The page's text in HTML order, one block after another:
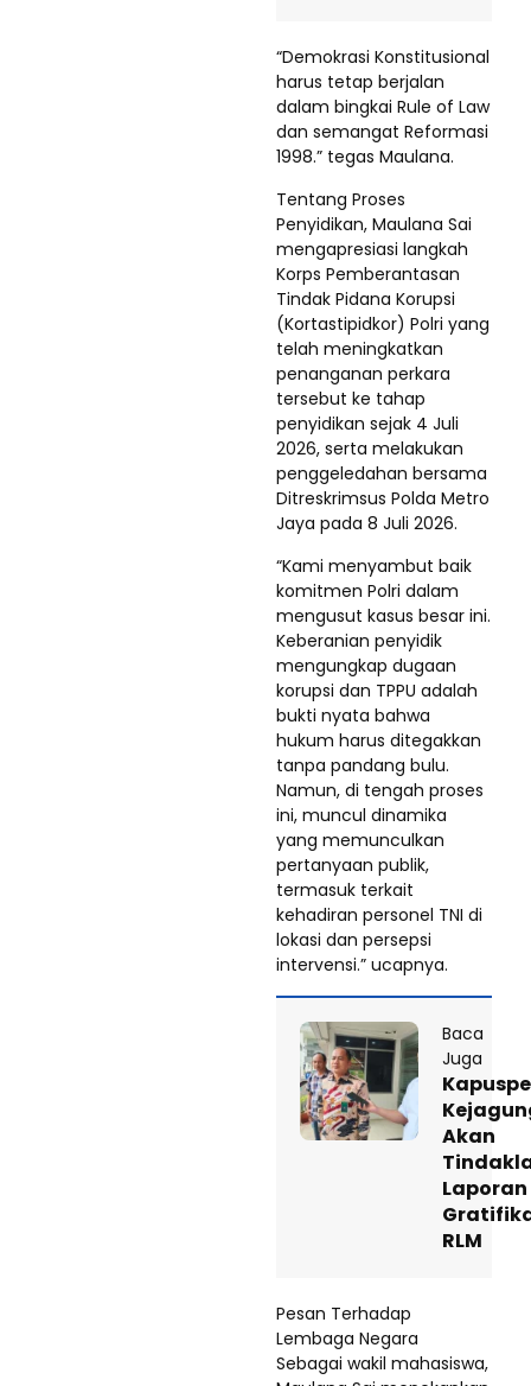
“Demokrasi Konstitusional
harus tetap berjalan
dalam bingkai Rule of Law
dan semangat Reformasi
1998.” tegas Maulana.
Tentang Proses
Penyidikan, Maulana Sai
mengapresiasi langkah
Korps Pemberantasan
Tindak Pidana Korupsi
(Kortastipidkor) Polri yang
telah meningkatkan
penanganan perkara
tersebut ke tahap
penyidikan sejak 4 Juli
2026, serta melakukan
penggeledahan bersama
Ditreskrimsus Polda Metro
Jaya pada 8 Juli 2026.
“Kami menyambut baik
komitmen Polri dalam
mengusut kasus besar ini.
Keberanian penyidik
mengungkap dugaan
korupsi dan TPPU adalah
bukti nyata bahwa
hukum harus ditegakkan
tanpa pandang bulu.
Namun, di tengah proses
ini, muncul dinamika
yang memunculkan
pertanyaan publik,
termasuk terkait
kehadiran personel TNI di
lokasi dan persepsi
intervensi.” ucapnya.
Baca
Juga
Akan
Laporan
RLM
Pesan Terhadap
Lembaga Negara
Sebagai wakil mahasiswa,